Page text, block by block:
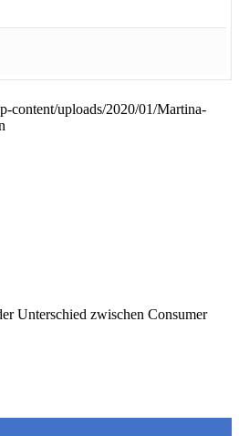
content/uploads/2020/01/Martina-
Unterschied zwischen Consumer